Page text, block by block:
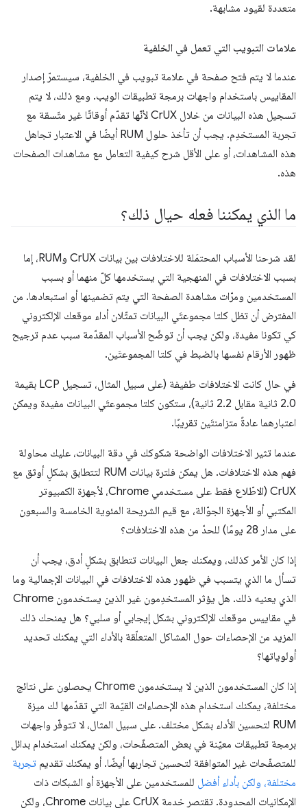
متعددة لقيود مشابهة.
علامات التبويب التي تعمل في الخلفية
عندما لا يتم فتح صفحة في علامة تبويب في الخلفية، سيستمرّ إصدار
المقاييس باستخدام واجهات برمجة تطبيقات الويب. ومع ذلك، لا يتم
تسجيل هذه البيانات من خلال CrUX لأنّها تقدّم أوقاتًا غير متّسقة مع
تجربة المستخدِم. يجب أن تأخذ حلول RUM أيضًا في الاعتبار تجاهل
هذه المشاهدات، أو على الأقل شرح كيفية التعامل مع مشاهدات الصفحات
هذه.
ما الذي يمكننا فعله حيال ذلك؟
لقد شرحنا الأسباب المحتمَلة للاختلافات بين بيانات CrUX وRUM، إما
بسبب الاختلافات في المنهجية التي يستخدمها كلّ منهما أو بسبب
المستخدمين ومرّات مشاهدة الصفحة التي يتم تضمينها أو استبعادها. من
المفترض أن تظل كلتا مجموعتَي البيانات تمثّلان أداء موقعك الإلكتروني
كي تكونا مفيدة، ولكن يجب أن توضّح الأسباب المقدّمة سبب عدم ترجيح
ظهور الأرقام نفسها بالضبط في كلتا المجموعتَين.
في حال كانت الاختلافات طفيفة (على سبيل المثال، تسجيل LCP بقيمة
2.0 ثانية مقابل 2.2 ثانية)، ستكون كلتا مجموعتَي البيانات مفيدة ويمكن
اعتبارهما عادةً متزامنتَين تقريبًا.
عندما تثير الاختلافات الواضحة شكوكك في دقة البيانات، عليك محاولة
فهم هذه الاختلافات. هل يمكن فلترة بيانات RUM لتتطابق بشكلٍ أوثق مع
CrUX (الاطّلاع فقط على مستخدمي Chrome، لأجهزة الكمبيوتر
المكتبي أو الأجهزة الجوّالة، مع قيم الشريحة المئوية الخامسة والسبعون
على مدار 28 يومًا) للحدّ من هذه الاختلافات؟
إذا كان الأمر كذلك، ويمكنك جعل البيانات تتطابق بشكلٍ أدق، يجب أن
تسأل ما الذي يتسبب في ظهور هذه الاختلافات في البيانات الإجمالية وما
الذي يعنيه ذلك. هل يؤثر المستخدِمون غير الذين يستخدمون Chrome
في مقاييس موقعك الإلكتروني بشكل إيجابي أو سلبي؟ هل يمنحك ذلك
المزيد من الإحصاءات حول المشاكل المتعلّقة بالأداء التي يمكنك تحديد
أولوياتها؟
إذا كان المستخدمون الذين لا يستخدمون Chrome يحصلون على نتائج
مختلفة، يمكنك استخدام هذه الإحصاءات القيّمة التي تقدّمها لك ميزة
RUM لتحسين الأداء بشكل مختلف. على سبيل المثال، لا تتوفّر واجهات
برمجة تطبيقات معيّنة في بعض المتصفّحات، ولكن يمكنك استخدام بدائل
للمتصفّحات غير المتوافقة لتحسين تجاربها أيضًا. أو يمكنك تقديم تجربة
مختلفة، ولكن بأداء أفضل للمستخدمين على الأجهزة أو الشبكات ذات
الإمكانيات المحدودة. تقتصر خدمة CrUX على بيانات Chrome، ولكن